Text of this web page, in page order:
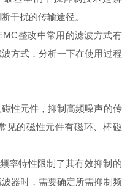
干扰的传输途径。
整改中常用的滤波方式有
方式，分析一下在使用过程
性元件，抑制高频噪声的传
见的磁性元件有磁环、棒磁
率特性限制了其有效抑制的
器时，需要确定所需抑制频